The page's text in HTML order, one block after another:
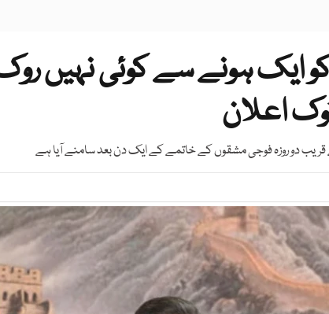
کو ایک ہونے سے کوئی نہیں
اعلان
قریب دو روزہ فوجی مشقوں کے خاتمے کے ایک دن بعد سامنے آیا ہے